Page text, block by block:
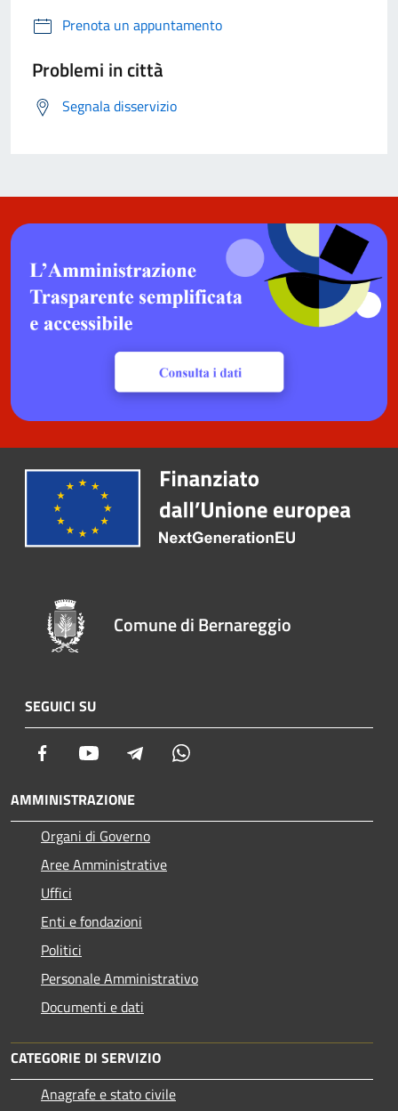
Prenota un appuntamento
Problemi in città
Segnala disservizio
Comune di Bernareggio
SEGUICI SU
Facebook Youtube Telegram
AMMINISTRAZIONE
Organi di Governo
Aree Amministrative
Uffici
Enti e fondazioni
Politici
Personale Amministrativo
Documenti e dati
CATEGORIE DI SERVIZIO
Anagrafe e stato civile